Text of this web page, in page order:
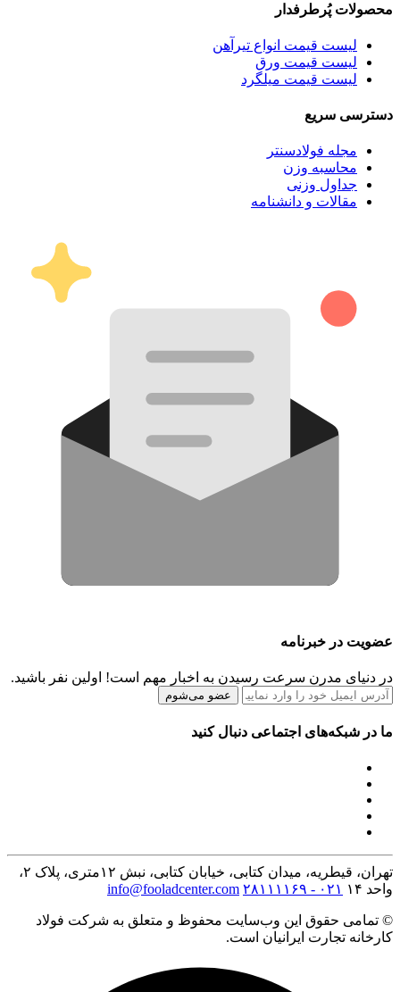
محصولات پُرطرفدار
لیست قیمت انواع تیرآهن
لیست قیمت ورق
لیست قیمت میلگرد
دسترسی سریع
مجله فولادسنتر
محاسبه وزن
جداول وزنی
مقالات و دانشنامه
عضویت در خبرنامه
در دنیای مدرن سرعت رسیدن به اخبار مهم است! اولین نفر باشید.
عضو می‌شوم
ما در شبکه‌های اجتماعی دنبال کنید
تهران، قیطریه، میدان کتابی، خیابان کتابی، نبش ۱۲متری، پلاک ۲،
واحد ۱۴
۰۲۱ - ۲۸۱۱۱۱۶۹ info@fooladcenter.com
© تمامی حقوق این وب‌سایت محفوظ و متعلق به شرکت فولاد
کارخانه تجارت ایرانیان است.